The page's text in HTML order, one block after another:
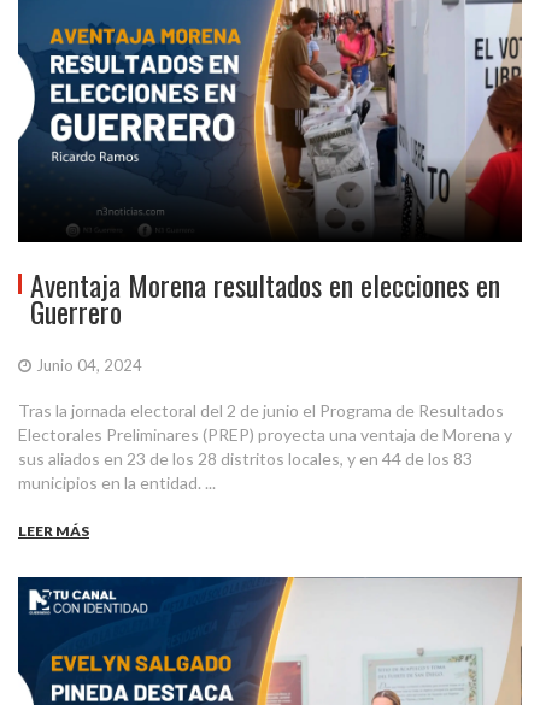
Aventaja Morena resultados en elecciones en
Guerrero
Junio 04, 2024
Tras la jornada electoral del 2 de junio el Programa de Resultados
Electorales Preliminares (PREP) proyecta una ventaja de Morena y
sus aliados en 23 de los 28 distritos locales, y en 44 de los 83
municipios en la entidad. ...
LEER MÁS